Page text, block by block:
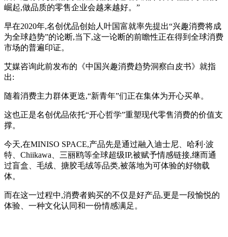
崛起,做品质的零售企业会越来越好。”
早在2020年,名创优品创始人叶国富就率先提出“兴趣消费将成
为全球趋势”的论断,当下,这一论断的前瞻性正在得到全球消费
市场的普遍印证。
艾媒咨询此前发布的《中国兴趣消费趋势洞察白皮书》就指
出:
随着消费主力群体更迭,“新青年”们正在集体为开心买单。
这也正是名创优品依托“开心哲学”重塑现代零售消费的价值支
撑。
今天,在MINISO SPACE,产品先是通过融入迪士尼、哈利·波
特、Chiikawa、三丽鸥等全球超级IP,被赋予情感链接,继而通
过盲盒、毛绒、搪胶毛绒等品类,被落地为可体验的好物载
体。
而在这一过程中,消费者购买的不仅是好产品,更是一段愉悦的
体验、一种文化认同和一份情感满足。